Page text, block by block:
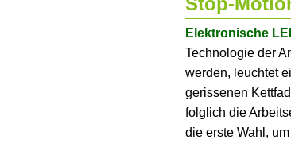
Elektronische
Technologie der
werden, leuchtet
gerissenen
folglich die
die erste Wahl,